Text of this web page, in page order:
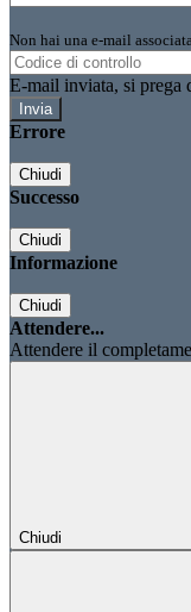
Non hai una e-mail
E-mail inviata, si prega
Errore
Chiudi
Successo
Chiudi
Informazione
Chiudi
Attendere...
Attendere il
Chiudi